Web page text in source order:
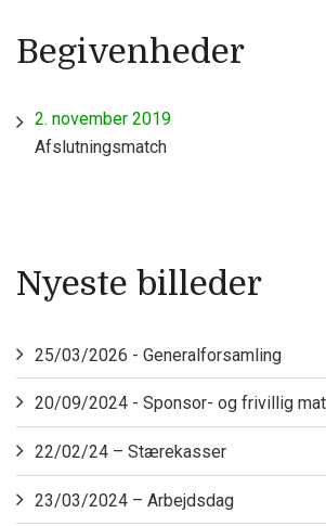
Begivenheder
2. november 2019
Afslutningsmatch
Nyeste billeder
25/03/2026 - Generalforsamling
20/09/2024 - Sponsor- og frivillig
22/02/24 – Stærekasser
23/03/2024 – Arbejdsdag